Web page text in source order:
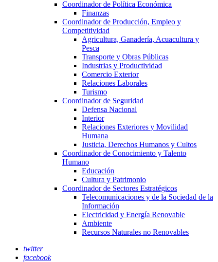
Coordinador de Política Económica
Finanzas
Coordinador de Producción, Empleo y
Competitividad
Agricultura, Ganadería, Acuacultura y
Pesca
Transporte y Obras Públicas
Industrias y Productividad
Comercio Exterior
Relaciones Laborales
Turismo
Coordinador de Seguridad
Defensa Nacional
Interior
Relaciones Exteriores y Movilidad
Humana
Justicia, Derechos Humanos y Cultos
Coordinador de Conocimiento y Talento
Humano
Educación
Cultura y Patrimonio
Coordinador de Sectores Estratégicos
Telecomunicaciones y de la Sociedad de la
Información
Electricidad y Energía Renovable
Ambiente
Recursos Naturales no Renovables
twitter
facebook